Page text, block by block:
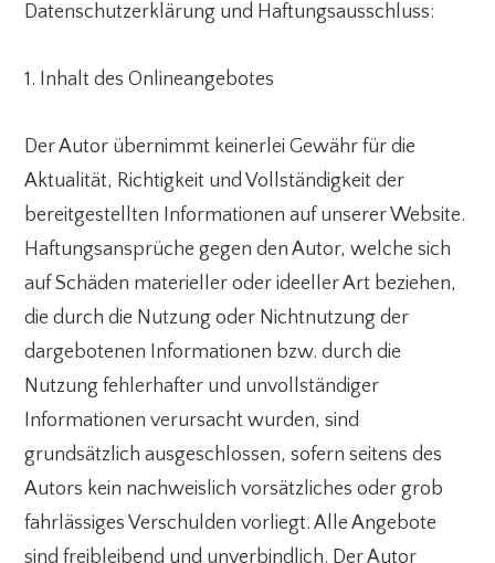
Datenschutzerklärung und Haftungsausschluss:
1. Inhalt des Onlineangebotes
Der Autor übernimmt keinerlei Gewähr für die
Aktualität, Richtigkeit und Vollständigkeit der
bereitgestellten Informationen auf unserer Website.
Haftungsansprüche gegen den Autor, welche sich
auf Schäden materieller oder ideeller Art beziehen,
die durch die Nutzung oder Nichtnutzung der
dargebotenen Informationen bzw. durch die
Nutzung fehlerhafter und unvollständiger
Informationen verursacht wurden, sind
grundsätzlich ausgeschlossen, sofern seitens des
Autors kein nachweislich vorsätzliches oder grob
fahrlässiges Verschulden vorliegt. Alle Angebote
sind freibleibend und unverbindlich. Der Autor